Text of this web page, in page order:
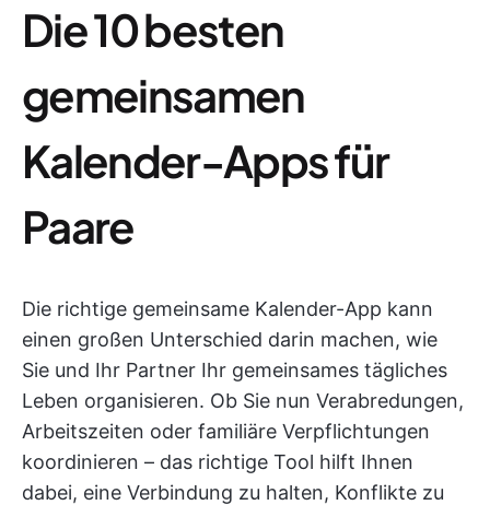
Die 10 besten
gemeinsamen
Kalender-Apps für
Paare
Die richtige gemeinsame Kalender-App kann
einen großen Unterschied darin machen, wie
Sie und Ihr Partner Ihr gemeinsames tägliches
Leben organisieren. Ob Sie nun Verabredungen,
Arbeitszeiten oder familiäre Verpflichtungen
koordinieren – das richtige Tool hilft Ihnen
dabei, eine Verbindung zu halten, Konflikte zu